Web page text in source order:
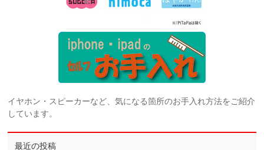
イヤホン・スピーカーなど、気になる箇所のお手入れ方法をご紹介
しています。
最近の投稿